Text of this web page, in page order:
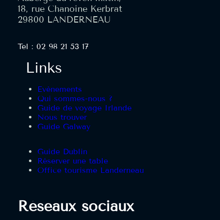
18, rue Chanoine Kerbrat
29800 LANDERNEAU
Tel : 02 98 21 53 17
Links
Evènements
Qui sommes-nous ?
Guide de voyage Irlande
Nous trouver
Guide Galway
Guide Dublin
Réserver une table
Office tourisme Landerneau
Réseaux sociaux